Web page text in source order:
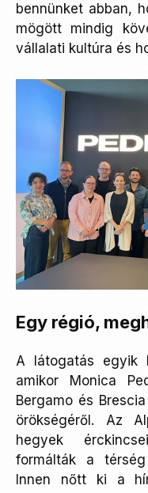
bennünket abban,
mögött mindig
vállalati kultúra és
Egy régió,
A látogatás egyik
amikor Monica
Bergamo és
örökségéről. Az
hegyek
formálták a
Innen nőtt ki a